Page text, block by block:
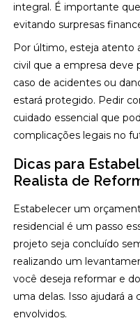
integral. É importante
evitando surpresas
Por último, esteja atento
civil que a empresa deve
caso de acidentes ou
estará protegido. Pedir
cuidado essencial que
complicações legais no
Dicas para
Realista de
Estabelecer um
residencial é um passo
projeto seja concluído
realizando um
você deseja reformar e
uma delas. Isso ajudará
envolvidos.